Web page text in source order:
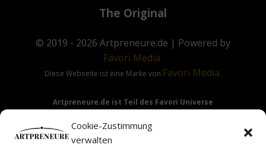
Cookie-Zustimmung
verwalten
The Original
© 2019 - 2026 Artpreneure.de | Powered by
Favori Media
Diese Webseite ist eine Marke von Favori Media
Artpreneure.de ist Teil des Favori Universe